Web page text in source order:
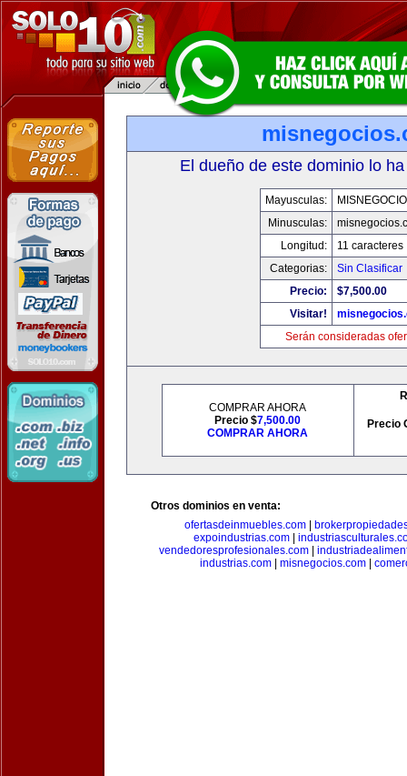
El dueño de este dominio lo
Mayusculas:
Minusculas:
Longitud:
11 caracteres
Categorias:
Sin Clasificar
Precio:
$7,500.00
Visitar!
Serán consideradas
COMPRAR AHORA
Precio $7,500.00
COMPRAR AHORA
Precio
Otros dominios en venta:
ofertasdeinmuebles.com
expoindustrias.com
vendedoresprofesionales.com|
industrias.com
misnegocios.com